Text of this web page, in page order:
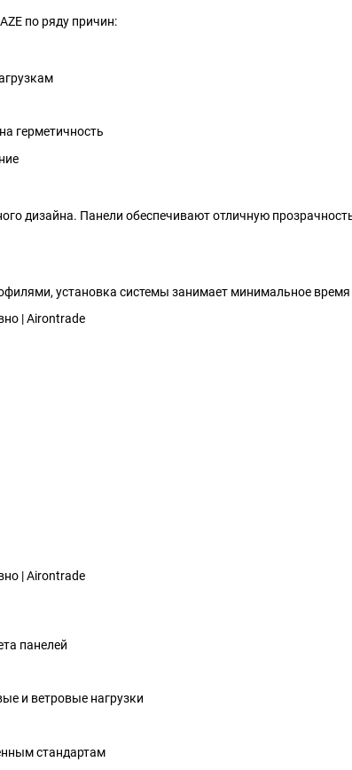
по ряду причин:
герметичность
дизайна. Панели обеспечивают отличную
установка системы занимает минимальное время
панелей
и ветровые нагрузки
стандартам